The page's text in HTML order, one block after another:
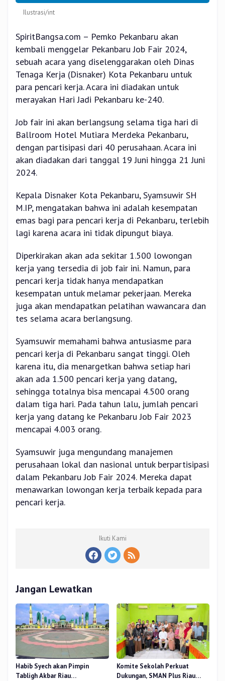
Ilustrasi/int
SpiritBangsa.com – Pemko Pekanbaru akan
kembali menggelar Pekanbaru Job Fair 2024,
sebuah acara yang diselenggarakan oleh Dinas
Tenaga Kerja (Disnaker) Kota Pekanbaru untuk
para pencari kerja. Acara ini diadakan untuk
merayakan Hari Jadi Pekanbaru ke-240.
Job fair ini akan berlangsung selama tiga hari di
Ballroom Hotel Mutiara Merdeka Pekanbaru,
dengan partisipasi dari 40 perusahaan. Acara ini
akan diadakan dari tanggal 19 Juni hingga 21 Juni
2024.
Kepala Disnaker Kota Pekanbaru, Syamsuwir SH
M.IP, mengatakan bahwa ini adalah kesempatan
emas bagi para pencari kerja di Pekanbaru, terlebih
lagi karena acara ini tidak dipungut biaya.
Diperkirakan akan ada sekitar 1.500 lowongan
kerja yang tersedia di job fair ini. Namun, para
pencari kerja tidak hanya mendapatkan
kesempatan untuk melamar pekerjaan. Mereka
juga akan mendapatkan pelatihan wawancara dan
tes selama acara berlangsung.
Syamsuwir memahami bahwa antusiasme para
pencari kerja di Pekanbaru sangat tinggi. Oleh
karena itu, dia menargetkan bahwa setiap hari
akan ada 1.500 pencari kerja yang datang,
sehingga totalnya bisa mencapai 4.500 orang
dalam tiga hari. Pada tahun lalu, jumlah pencari
kerja yang datang ke Pekanbaru Job Fair 2023
mencapai 4.003 orang.
Syamsuwir juga mengundang manajemen
perusahaan lokal dan nasional untuk berpartisipasi
dalam Pekanbaru Job Fair 2024. Mereka dapat
menawarkan lowongan kerja terbaik kepada para
pencari kerja.
Ikuti Kami
Jangan Lewatkan
Habib Syech akan Pimpin
Tabligh Akbar Riau
Komite Sekolah Perkuat
Dukungan, SMAN Plus Riau